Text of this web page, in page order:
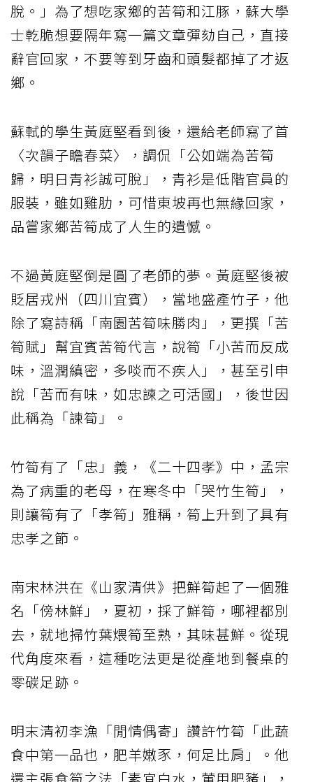
脫。」為了想吃家鄉的苦筍和江豚，蘇大學
士乾脆想要隔年寫一篇文章彈劾自己，直接
辭官回家，不要等到牙齒和頭髮都掉了才返
鄉。
蘇軾的學生黃庭堅看到後，還給老師寫了首
〈次韻子瞻春菜〉，調侃「公如端為苦筍
歸，明日青衫誠可脫」，青衫是低階官員的
服裝，雖如雞肋，可惜東坡再也無緣回家，
品嘗家鄉苦筍成了人生的遺憾。
不過黃庭堅倒是圓了老師的夢。黃庭堅後被
貶居戎州（四川宜賓），當地盛產竹子，他
除了寫詩稱「南園苦筍味勝肉」，更撰「苦
筍賦」幫宜賓苦筍代言，說筍「小苦而反成
味，溫潤縝密，多啖而不疾人」，甚至引申
說「苦而有味，如忠諫之可活國」，後世因
此稱為「諫筍」。
竹筍有了「忠」義，《二十四孝》中，孟宗
為了病重的老母，在寒冬中「哭竹生筍」，
則讓筍有了「孝筍」雅稱，筍上升到了具有
忠孝之節。
南宋林洪在《山家清供》把鮮筍起了一個雅
名「傍林鮮」，夏初，採了鮮筍，哪裡都別
去，就地掃竹葉煨筍至熟，其味甚鮮。從現
代角度來看，這種吃法更是從產地到餐桌的
零碳足跡。
明末清初李漁「閒情偶寄」讚許竹筍「此蔬
食中第一品也，肥羊嫩豕，何足比肩」。他